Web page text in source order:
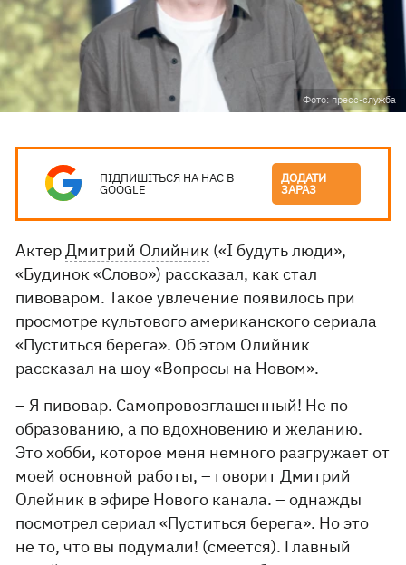
Фото: пресс-служба
ПІДПИШІТЬСЯ НА НАС В
GOOGLE
ДОДАТИ
ЗАРАЗ
АктерДмитрий Олийник («І будуть люди»,
«Будинок «Слово») рассказал, как стал
пивоваром. Такое увлечение появилось при
просмотре культового американского сериала
«Пуститься берега». Об этом Олийник
рассказал на шоу «Вопросы на Новом».
– Я пивовар. Самопровозглашенный! Не по
образованию, а по вдохновению и желанию.
Это хобби, которое меня немного разгружает от
моей основной работы, – говорит Дмитрий
Олейник в эфире Нового канала. – однажды
посмотрел сериал «Пуститься берега». Но это
не то, что вы подумали! (смеется). Главный